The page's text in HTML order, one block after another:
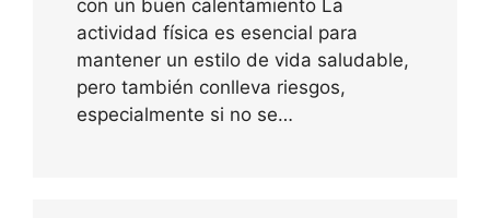
con un buen calentamiento La
actividad física es esencial para
mantener un estilo de vida saludable,
pero también conlleva riesgos,
especialmente si no se…